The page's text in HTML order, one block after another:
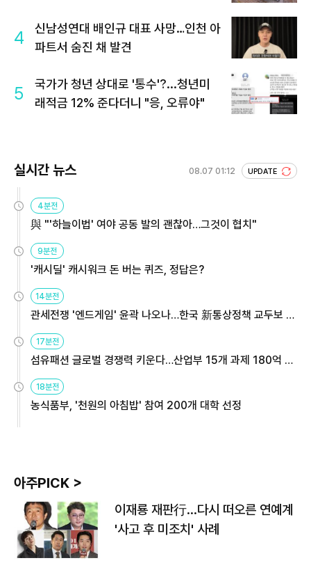
4
신남성연대 배인규 대표 사망…인천 아
파트서 숨진 채 발견
5
국가가 청년 상대로 '통수'?...청년미
래적금 12% 준다더니 "응, 오류야"
실시간 뉴스 08.07 01:12 UPDATE
4분전
與 "'하늘이법' 여야 공동 발의 괜찮아…그것이 협치"
9분전
'캐시딜' 캐시워크 돈 버는 퀴즈, 정답은?
14분전
관세전쟁 '엔드게임' 윤곽 나오나…한국 新통상정책 교두보 활
용해야
17분전
섬유패션 글로벌 경쟁력 키운다…산업부 15개 과제 180억 지
원
18분전
농식품부, '천원의 아침밥' 참여 200개 대학 선정
아주PICK >
이재룡 재판行…다시 떠오른 연예계
'사고 후 미조치' 사례